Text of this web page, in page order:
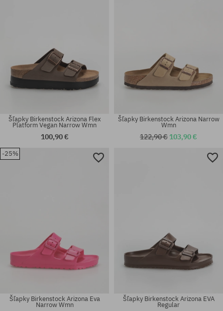
Dostupné veľkosti:
Šľapky Birkenstock Arizona Flex
Platform Vegan Narrow Wmn
100,90 €
Šľapky Birkenstock Arizona Narrow
Wmn
122,90 € 103,90 €
-25%
Šľapky Birkenstock Arizona Eva
Narrow Wmn
Šľapky Birkenstock Arizona EVA
Regular